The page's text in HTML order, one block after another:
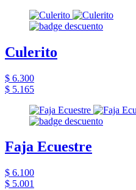
Culerito
$ 6.300
$ 5.165
Faja Ecuestre
$ 6.100
$ 5.001